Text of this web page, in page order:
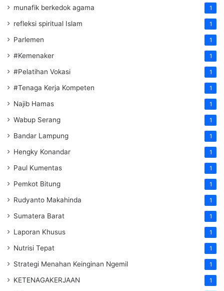
munafik berkedok agama 1
refleksi spiritual Islam 1
Parlemen 1
#Kemenaker 1
#Pelatihan Vokasi 1
#Tenaga Kerja Kompeten 1
Najib Hamas 1
Wabup Serang 1
Bandar Lampung 1
Hengky Konandar 1
Paul Kumentas 1
Pemkot Bitung 1
Rudyanto Makahinda 1
Sumatera Barat 1
Laporan Khusus 1
Nutrisi Tepat 1
Strategi Menahan Keinginan Ngemil 1
KETENAGAKERJAAN 1